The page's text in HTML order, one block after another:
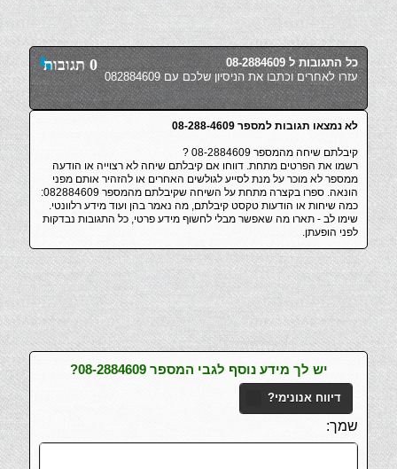
0 תגובות
כל התגובות ל 08-2884609
עזרו לאחרים וכתבו את הניסיון שלכם עם 082884609
לא נמצאו תגובות למספר 08-288-4609
קיבלתם שיחה מהמספר 08-2884609 ?
רשמו את הפרטים מתחת. דווחו אם קיבלתם שיחה לא רצוייה או הודעה
ממספר לא מוכר על מנת לסייע לגולשים האחרים או להזהיר אותם מפני
הונאה. ספרו בקצרה מתחת על השיחה שקיבלתם מהמספר 082884609:
כמה שיחות או הודעות טקסט קיבלתם, מה נאמר בהן ועוד מידע רלוונטי.
שימו לב - תארו מה שאפשר מבלי לחשוף מידע פרטי, כל התגובות נבדקות
לפני הופעתן.
יש לך מידע נוסף לגבי המספר 08-2884609?
דיווח אנונימי?
שמך: